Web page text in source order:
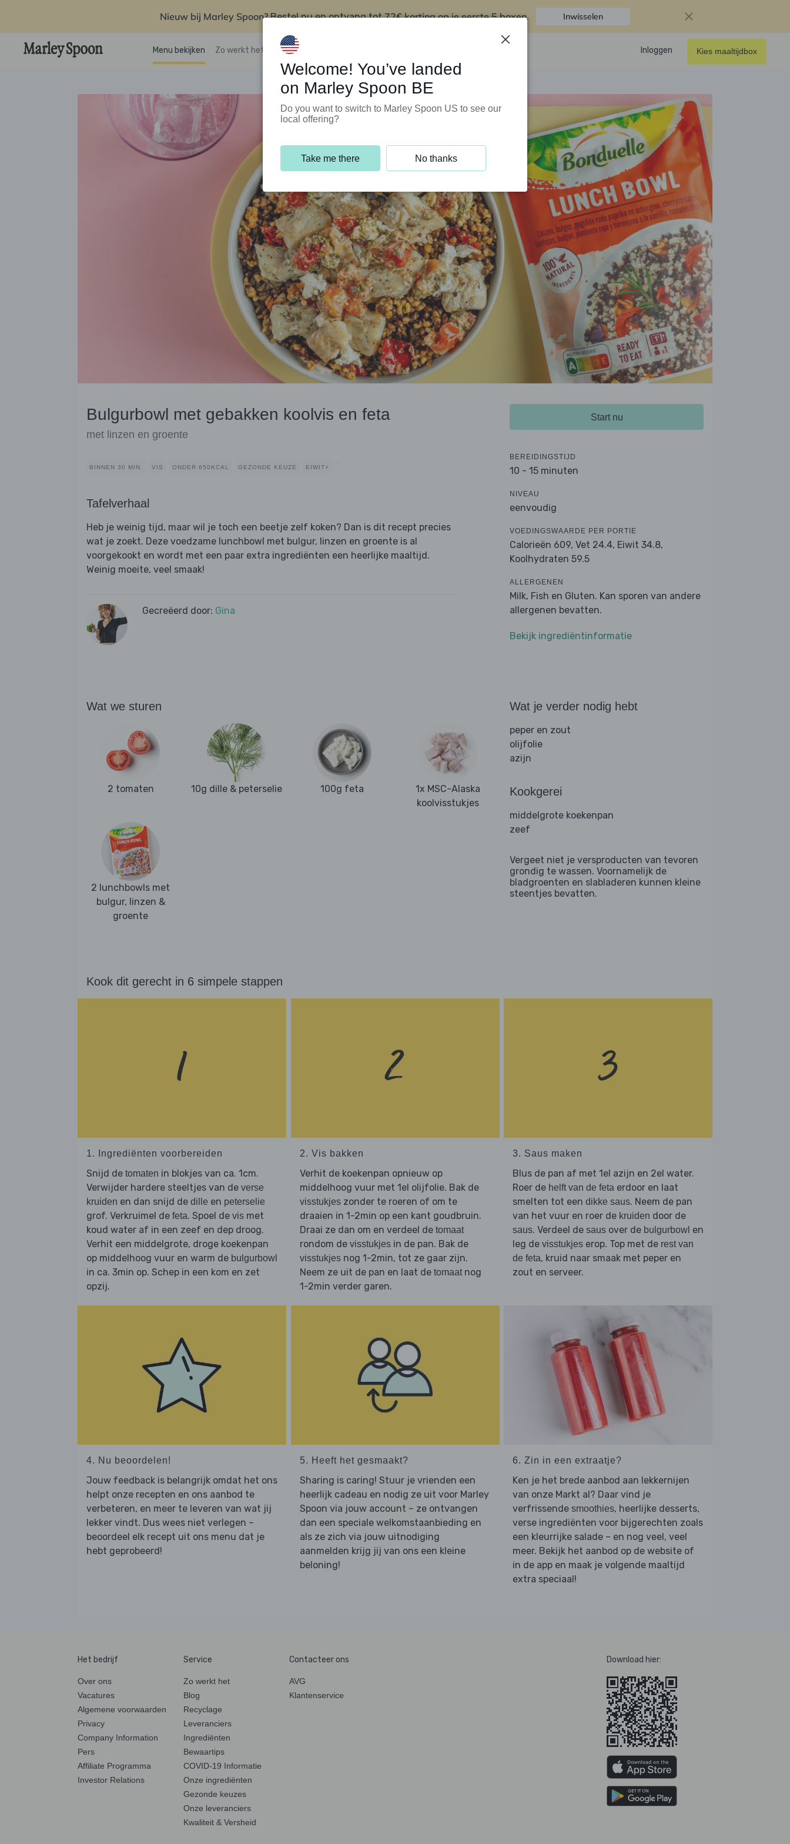
Nieuw bij Marley Spoon?Bestel nu en ontvang tot72€ korting op je eerste 5 boxen. Inwisselen
Menu bekijken Zo werkt het Klantenservice Inloggen Kies maaltijdbox
Bulgurbowl met gebakken koolvis en feta
met linzen en groente
BINNEN 30 MIN. VIS ONDER 650KCAL GEZONDE KEUZE EIWIT+
Tafelverhaal
Heb je weinig tijd, maar wil je toch een beetje zelf koken? Dan is dit recept precies
wat je zoekt. Deze voedzame lunchbowl met bulgur, linzen en groente is al
voorgekookt en wordt met een paar extra ingrediënten een heerlijke maaltijd.
Weinig moeite, veel smaak!
Gecreëerd door: Gina
Start nu
BEREIDINGSTIJD
10 - 15 minuten
NIVEAU
eenvoudig
VOEDINGSWAARDE PER PORTIE
Calorieën 609, Vet 24.4, Eiwit 34.8,
Koolhydraten 59.5
ALLERGENEN
Milk, Fish en Gluten. Kan sporen van andere
allergenen bevatten.
Bekijk ingrediëntinformatie
Wat we sturen
2 tomaten 10g dille & peterselie 100g feta
1x MSC-Alaska
koolvisstukjes
2 lunchbowls met
bulgur, linzen &
groente
Wat je verder nodig hebt
peper en zout
olijfolie
azijn
Kookgerei
middelgrote koekenpan
zeef
Vergeet niet je versproducten van tevoren
grondig te wassen. Voornamelijk de
bladgroenten en slabladeren kunnen kleine
steentjes bevatten.
Kook dit gerecht in 6 simpele stappen
1. Ingrediënten voorbereiden
Snijd de tomaten in blokjes van ca. 1cm.
Verwijder hardere steeltjes van de verse
kruiden en dan snijd de dille en peterselie
grof. Verkruimel de feta. Spoel de vis met
koud water af in een zeef en dep droog.
Verhit een middelgrote, droge koekenpan
op middelhoog vuur en warm de bulgurbowl
in ca. 3min op. Schep in een kom en zet
opzij.
2. Vis bakken
Verhit de koekenpan opnieuw op
middelhoog vuur met 1el olijfolie. Bak de
visstukjeszonder te roeren of om te
draaien in 1-2min op een kant goudbruin.
Draai ze dan om en verdeel de tomaat
rondom de visstukjesin de pan. Bak de
visstukjesnog 1-2min, tot ze gaar zijn.
Neem ze uit de pan en laat de tomaatnog
1-2min verder garen.
3. Saus maken
Blus de pan af met 1el azijn en 2el water.
Roer de helft van de feta erdoor en laat
smelten tot een dikke saus. Neem de pan
van het vuur en roer de kruiden door de
saus. Verdeel de saus over de bulgurbowl en
leg de visstukjes erop. Top met de rest van
de feta, kruid naar smaak met peper en
zout en serveer.
4. Nu beoordelen!
Jouw feedback is belangrijk omdat het ons
helpt onze recepten en ons aanbod te
verbeteren, en meer te leveren van wat jij
lekker vindt. Dus wees niet verlegen –
beoordeel elk recept uit ons menu dat je
hebt geprobeerd!
5. Heeft het gesmaakt?
Sharing is caring! Stuur je vrienden een
heerlijk cadeau en nodig ze uit voor Marley
Spoon via jouw account – ze ontvangen
dan een speciale welkomstaanbieding en
als ze zich via jouw uitnodiging
aanmelden krijg jij van ons een kleine
beloning!
6. Zin in een extraatje?
Ken je het brede aanbod aan lekkernijen
van onze Markt al? Daar vind je
verfrissende smoothies, heerlijke desserts,
verse ingrediënten voor bijgerechten zoals
een kleurrijke salade – en nog veel, veel
meer. Bekijk het aanbod op de website of
in de app en maak je volgende maaltijd
extra speciaal!
Het bedrijf
Over ons
Vacatures
Algemene voorwaarden
Privacy
Company Information
Pers
Affiliate Programma
Investor Relations
Service
Zo werkt het
Blog
Recyclage
Leveranciers
Ingrediënten
Bewaartips
COVID-19 Informatie
Onze ingrediënten
Gezonde keuzes
Onze leveranciers
Kwaliteit & Versheid
Contacteer ons
AVG
Klantenservice
Download hier:
Welcome! You’ve landed
on Marley Spoon BE
Do you want to switch to Marley Spoon US to see our
local offering?
Take me there No thanks